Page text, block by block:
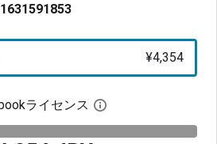
¥4,354
ライセンス デジタルライセン